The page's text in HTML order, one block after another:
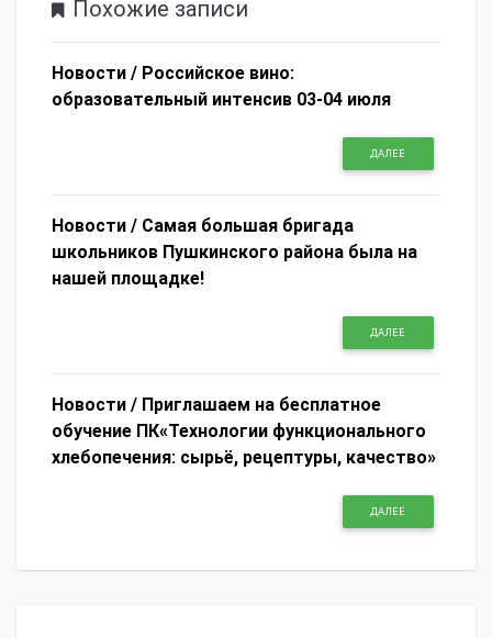
Похожие записи
Новости / Российское вино:
образовательный интенсив 03-04 июля
ДАЛЕЕ
Новости / Самая большая бригада
школьников Пушкинского района была на
нашей площадке!
ДАЛЕЕ
Новости / Приглашаем на бесплатное
обучение ПК«Технологии функционального
хлебопечения: сырьё, рецептуры, качество»
ДАЛЕЕ